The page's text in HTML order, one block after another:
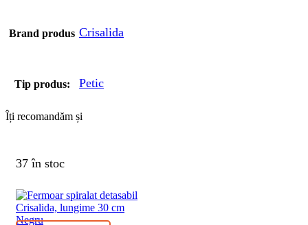
Brand produs Crisalida
Tip produs: Petic
Îți recomandăm și
37 în stoc